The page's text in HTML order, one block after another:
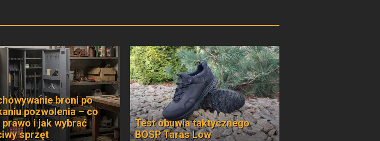
broni po
pozwolenia – co
prawo i jak wybrać
sprzęt
Test obuwia taktycznego
BOSP Taras Low